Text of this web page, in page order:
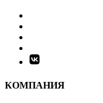
КОМПАНИЯ